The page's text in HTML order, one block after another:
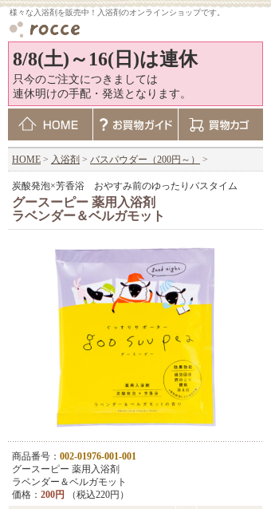
様々な入浴剤を販売中！入浴剤のオンラインショップです。
8/8(土)～16(日)は連休
只今のご注文につきましては
連休明けの手配・発送となります。
HOME > 入浴剤 > バスパウダー（200円～） >
炭酸発泡×芳香浴 おやすみ前のゆったりバスタイム
グースーピー 薬用入浴剤
ラベンダー＆ベルガモット
商品番号： 002-01976-001-001
グースーピー 薬用入浴剤
ラベンダー＆ベルガモット
価格： 200円
（税込220円）